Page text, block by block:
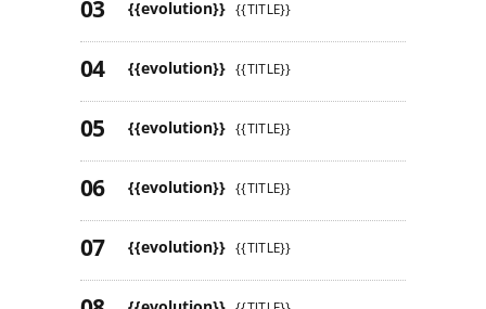
{{evolution}} {{TITLE}}
{{evolution}} {{TITLE}}
{{evolution}} {{TITLE}}
{{evolution}} {{TITLE}}
{{evolution}} {{TITLE}}